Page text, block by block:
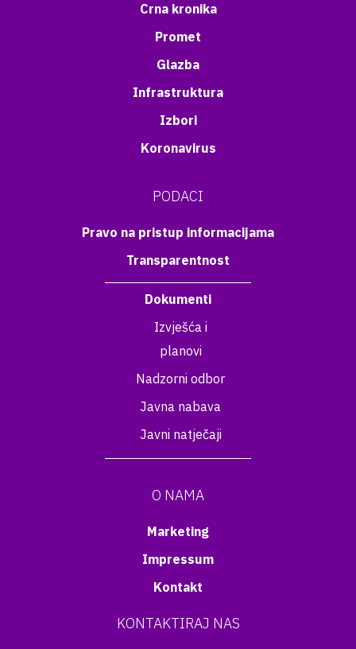
Crna kronika
Promet
Glazba
Infrastruktura
Izbori
Koronavirus
PODACI
Pravo na pristup informacijama
Transparentnost
Dokumenti
Izvješća i
planovi
Nadzorni odbor
Javna nabava
Javni natječaji
O NAMA
Marketing
Impressum
Kontakt
KONTAKTIRAJ NAS